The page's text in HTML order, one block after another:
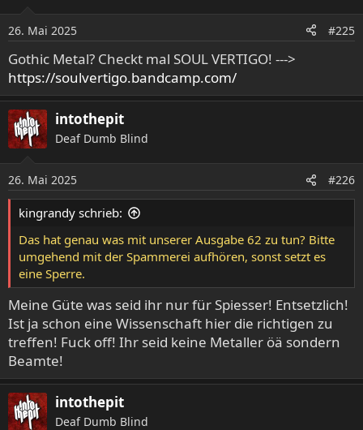
n
e
n
:
26. Mai 2025 #225
Gothic Metal? Checkt mal SOUL VERTIGO! --->
https://soulvertigo.bandcamp.com/
intothepit
Deaf Dumb Blind
26. Mai 2025 #226
kingrandy schrieb:
Das hat genau was mit unserer Ausgabe 62 zu tun? Bitte
umgehend mit der Spammerei aufhören, sonst setzt es
eine Sperre.
Meine Güte was seid ihr nur für Spiesser! Entsetzlich!
Ist ja schon eine Wissenschaft hier die richtigen zu
treffen! Fuck off! Ihr seid keine Metaller öä sondern
Beamte!
intothepit
Deaf Dumb Blind